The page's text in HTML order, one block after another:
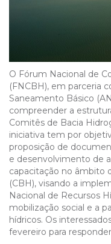
O Fórum Nacional de
(FNCBH), em parceria
Saneamento Básico
compreender a
Comitês de Bacia
iniciativa tem por
proposição de
e desenvolvimento de
capacitação no âmbito
(CBH), visando a
Nacional de Recursos
mobilização social e a
hídricos. Os
fevereiro para